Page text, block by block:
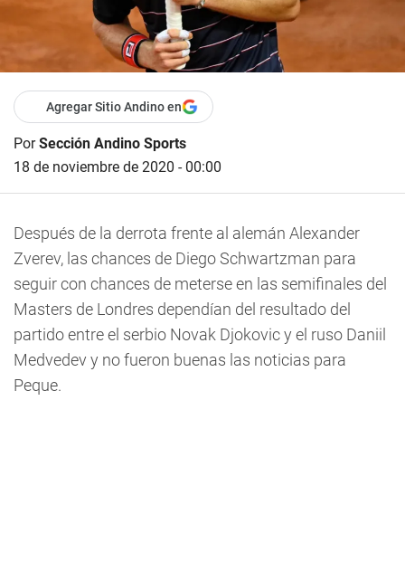
Agregar Sitio Andino en
PorSección Andino Sports
18 de noviembre de 2020 - 00:00
Después de la derrota frente al alemán Alexander
Zverev, las chances de Diego Schwartzman para
seguir con chances de meterse en las semifinales del
Masters de Londres dependían del resultado del
partido entre el serbio Novak Djokovic y el ruso Daniil
Medvedev y no fueron buenas las noticias para
Peque.